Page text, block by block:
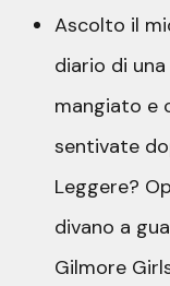
Ascolto il
diario di
mangiato e
sentivate
Leggere?
divano a
Gilmore